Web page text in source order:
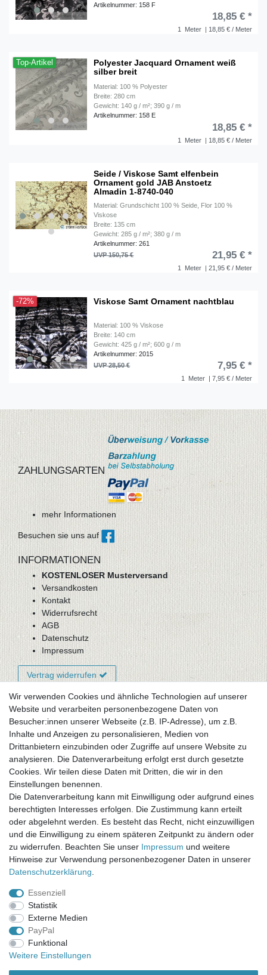
Artikelnummer: 158 F
1 Meter | 18,85 € / Meter
18,85 € *
Top-Artikel
Polyester Jacquard Ornament weiß
silber breit
Material: 100 % Polyester
Breite: 280 cm
Gewicht: 140 g / m²; 390 g / m
Artikelnummer: 158 E
1 Meter | 18,85 € / Meter
18,85 € *
Seide / Viskose Samt elfenbein
Ornament gold JAB Anstoetz
Almadin 1-8740-040
Material: Grundschicht 100 % Seide, Flor 100 %
Viskose
Breite: 135 cm
Gewicht: 285 g / m²; 380 g / m
Artikelnummer: 261
1 Meter | 21,95 € / Meter
UVP 150,75 € 21,95 € *
-72% Viskose Samt Ornament nachtblau
Material: 100 % Viskose
Breite: 140 cm
Gewicht: 425 g / m²; 600 g / m
Artikelnummer: 2015
1 Meter | 7,95 € / Meter
UVP 28,50 € 7,95 € *
ZAHLUNGSARTEN
mehr Informationen
Besuchen sie uns auf
INFORMATIONEN
KOSTENLOSER Musterversand
Versandkosten
Kontakt
Widerrufsrecht
AGB
Datenschutz
Impressum
Vertrag widerrufen
Newsletter-Anmeldung
FAQ / Fragen
Mein Warenkorb
Mein Merkzettel
Mein Konto
UNSER LADENGESCHÄFT
Gottlieb-Daimler-Str. 10
33334 Gütersloh
ÖFFNUNGSZEITEN
Montag - Dienstag: 8.00 - 18.00 Uhr, Mittwoch Ruhetag,
Donnerstag: 8.00 - 18.00 Uhr, Freitag 8.00 - 14.00 Uhr
KUNDENSERVICE
Telefon: (05241) 403 22 38
E-Mail: info@stoffamstueck.de
Alle Preise inklusive gesetzlicher Mehrwertsteuer und
zuzüglichVersandkosten. * Pflichtfeld
Wir verwenden Cookies und ähnliche Technologien auf unserer
Website und verarbeiten personenbezogene Daten von
Besucher:innen unserer Webseite (z.B. IP-Adresse), um z.B.
Inhalte und Anzeigen zu personalisieren, Medien von
Drittanbietern einzubinden oder Zugriffe auf unsere Website zu
analysieren. Die Datenverarbeitung erfolgt erst durch gesetzte
Cookies. Wir teilen diese Daten mit Dritten, die wir in den
Einstellungen benennen.
Die Datenverarbeitung kann mit Einwilligung oder aufgrund eines
berechtigten Interesses erfolgen. Die Zustimmung kann erteilt
oder abgelehnt werden. Es besteht das Recht, nicht einzuwilligen
und die Einwilligung zu einem späteren Zeitpunkt zu ändern oder
zu widerrufen. Beachten Sie unser Impressum und weitere
Hinweise zur Verwendung personenbezogener Daten in unserer
Daten­schutz­erklärung
Essenziell
Statistik
Externe Medien
PayPal
Funktional
Weitere Einstellungen